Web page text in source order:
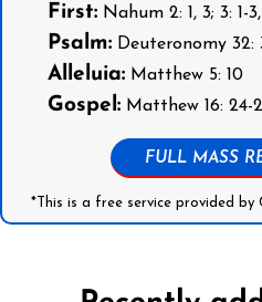
First:Nahum 2: 1, 3; 3: 1-
Psalm:Deuteronomy 32:
Alleluia:Matthew 5: 10
Gospel:Matthew 16: 24-
FULL MASS
*This is a free service provided